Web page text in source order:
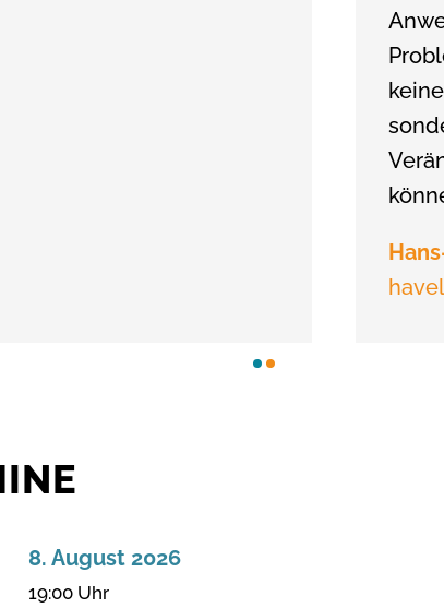
8. August 2026
19:00 Uhr